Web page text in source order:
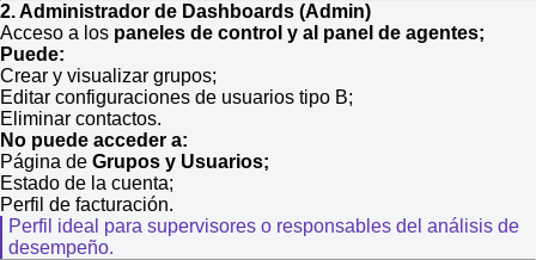
2. Administrador de Dashboards (Admin)
Acceso a los paneles de control y al panel de agentes;
Puede:
Crear y visualizar grupos;
Editar configuraciones de usuarios tipo B;
Eliminar contactos.
No puede acceder a:
Página de Grupos y Usuarios;
Estado de la cuenta;
Perfil de facturación.
Perfil ideal para supervisores o responsables del análisis de
desempeño.